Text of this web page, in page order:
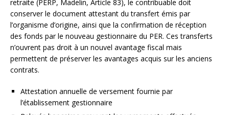
retraite (PERP, Madelin, Article 83), le contribuable doit
conserver le document attestant du transfert émis par
l’organisme d’origine, ainsi que la confirmation de réception
des fonds par le nouveau gestionnaire du PER. Ces transferts
n’ouvrent pas droit à un nouvel avantage fiscal mais
permettent de préserver les avantages acquis sur les anciens
contrats.
Attestation annuelle de versement fournie par
l’établissement gestionnaire